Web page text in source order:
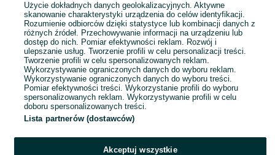
60 zł
66,39 zł z Pakietem Ochronnym
Chojnów
23 lipca 2026
Użycie dokładnych danych geolokalizacyjnych. Aktywne
skanowanie charakterystyki urządzenia do celów identyfikacji.
Rozumienie odbiorców dzięki statystyce lub kombinacji danych z
różnych źródeł. Przechowywanie informacji na urządzeniu lub
dostęp do nich. Pomiar efektywności reklam. Rozwój i
ulepszanie usług. Tworzenie profili w celu personalizacji treści.
Tworzenie profili w celu spersonalizowanych reklam.
Wykorzystywanie ograniczonych danych do wyboru reklam.
Wykorzystywanie ograniczonych danych do wyboru treści.
Pomiar efektywności treści. Wykorzystanie profili do wyboru
spersonalizowanych reklam. Wykorzystywanie profili w celu
doboru spersonalizowanych treści.
Lista partnerów (dostawców)
Akceptuj wszystkie